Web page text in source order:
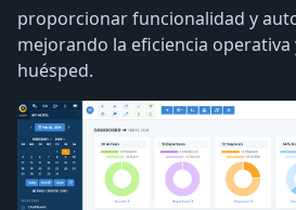
proporcionar funcionalidad y
mejorando la eficiencia operativa
huésped.